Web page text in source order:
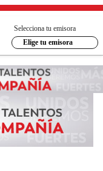
Selecciona tu emisora
Elige tu emisora